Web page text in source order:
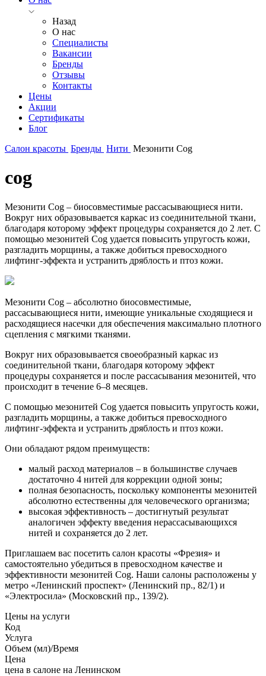
Назад
О нас
Специалисты
Вакансии
Бренды
Отзывы
Контакты
Цены
Акции
Сертификаты
Блог
Салон красоты Бренды Нити Мезонити Cog
cog
Мезонити Cog – биосовместимые рассасывающиеся нити.
Вокруг них образовывается каркас из соединительной ткани,
благодаря которому эффект процедуры сохраняется до 2 лет. С
помощью мезонитей Cog удается повысить упругость кожи,
разгладить морщины, а также добиться превосходного
лифтинг-эффекта и устранить дряблость и птоз кожи.
Мезонити Cog – абсолютно биосовместимые,
рассасывающиеся нити, имеющие уникальные сходящиеся и
расходящиеся насечки для обеспечения максимально плотного
сцепления с мягкими тканями.
Вокруг них образовывается своеобразный каркас из
соединительной ткани, благодаря которому эффект
процедуры сохраняется и после рассасывания мезонитей, что
происходит в течение 6–8 месяцев.
С помощью мезонитей Cog удается повысить упругость кожи,
разгладить морщины, а также добиться превосходного
лифтинг-эффекта и устранить дряблость и птоз кожи.
Они обладают рядом преимуществ:
малый расход материалов – в большинстве случаев
достаточно 4 нитей для коррекции одной зоны;
полная безопасность, поскольку компоненты мезонитей
абсолютно естественны для человеческого организма;
высокая эффективность – достигнутый результат
аналогичен эффекту введения нерассасывающихся
нитей и сохраняется до 2 лет.
Приглашаем вас посетить салон красоты «Фрезия» и
самостоятельно убедиться в превосходном качестве и
эффективности мезонитей Cog. Наши салоны расположены у
метро «Ленинский проспект» (Ленинский пр., 82/1) и
«Электросила» (Московский пр., 139/2).
Цены на услуги
Код
Услуга
Объем (мл)/Время
Цена
цена в салоне на Ленинском